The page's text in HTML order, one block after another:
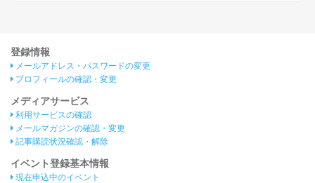
登録情報
メールアドレス・パスワードの変更
プロフィールの確認・変更
メディアサービス
利用サービスの確認
メールマガジンの確認・変更
記事購読状況確認・解除
イベント登録基本情報
現在申込中のイベント